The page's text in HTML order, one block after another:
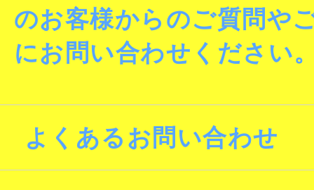
のお客様からのご質問や
にお問い合わせください
よくあるお問い合わせ